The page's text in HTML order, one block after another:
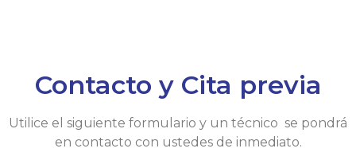
Contacto y Cita previa
Utilice el siguiente formulario y un técnico se pondrá
en contacto con ustedes de inmediato.